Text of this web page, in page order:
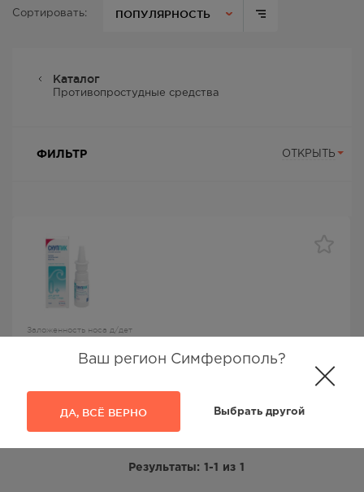
Ваш регион Симферополь?
ДА, ВСЁ ВЕРНО Выбрать другой
Сортировать: ПОПУЛЯРНОСТЬ
Каталог
Противопростудные средства
ФИЛЬТР ОТКРЫТЬ
Заложенность носа д/дет
Снуппик капли наз 0,01% 5мл
Результаты: 1-1 из 1